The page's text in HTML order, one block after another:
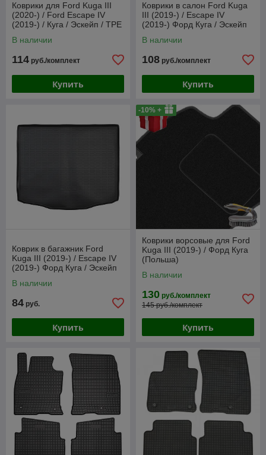
Коврики для Ford Kuga III
(2020-) / Ford Escape IV
(2019-) / Куга / Эскейп / TPE
В наличии
114 руб./комплект
Купить
Коврики в салон Ford Kuga
III (2019-) / Escape IV
(2019-) Форд Куга / Эскейп
В наличии
108 руб./комплект
Купить
Коврик в багажник Ford
Kuga III (2019-) / Escape IV
(2019-) Форд Куга / Эскейп
В наличии
84 руб.
Купить
-10% +
Коврики ворсовые для Ford
Kuga III (2019-) / Форд Куга
(Польша)
В наличии
130 руб./комплект
145 руб./комплект
Купить